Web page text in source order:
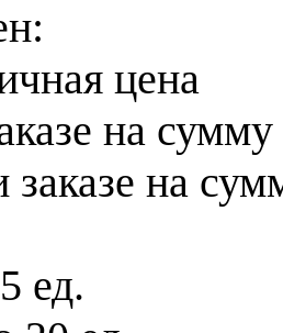
цена
на
заказе на
ед.